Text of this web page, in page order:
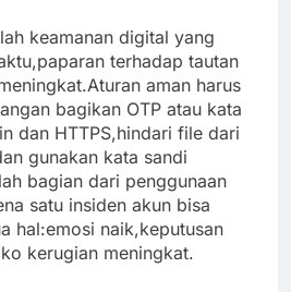
keamanan digital yang
terhadap tautan
aman harus
bagikan OTP atau kata
dan HTTPS,hindari file dari
gunakan kata sandi
bagian dari penggunaan
satu insiden akun bisa
hal:emosi naik,keputusan
kerugian meningkat.